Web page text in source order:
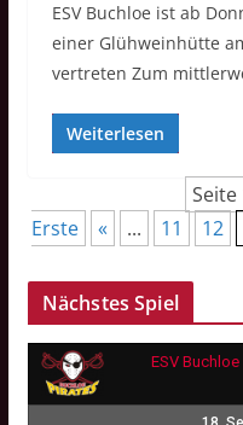
ESV Buchloe ist ab
einer Glühweinhütte
vertreten Zum
Weiterlesen
Seite
Erste
« ... 11 12
Nächstes Spiel
ESV